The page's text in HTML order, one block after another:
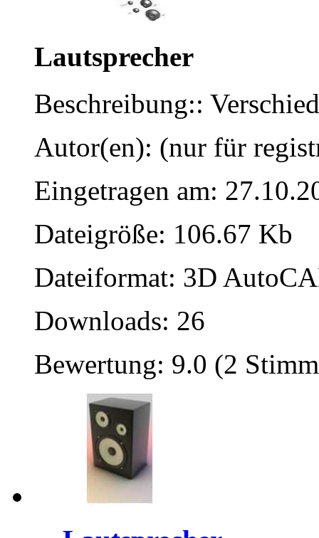
Lautsprecher
Beschreibung::
Autor(en): (nur für
Eingetragen am:
Dateigröße: 106.67 Kb
Dateiformat: 3D
Downloads: 26
Bewertung: 9.0 (2